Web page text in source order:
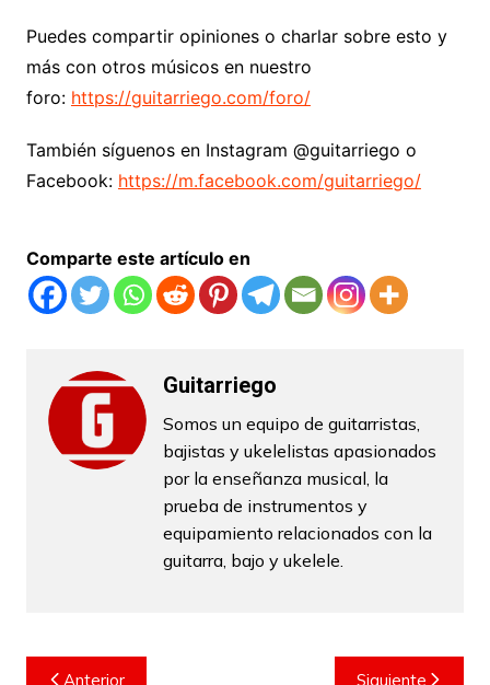
Puedes compartir opiniones o charlar sobre esto y
más con otros músicos en nuestro
foro: https://guitarriego.com/foro/
También síguenos en Instagram @guitarriego o
Facebook: https://m.facebook.com/guitarriego/
Comparte este artículo en
Guitarriego
Somos un equipo de guitarristas,
bajistas y ukelelistas apasionados
por la enseñanza musical, la
prueba de instrumentos y
equipamiento relacionados con la
guitarra, bajo y ukelele.
Navegación
Anterior Siguiente